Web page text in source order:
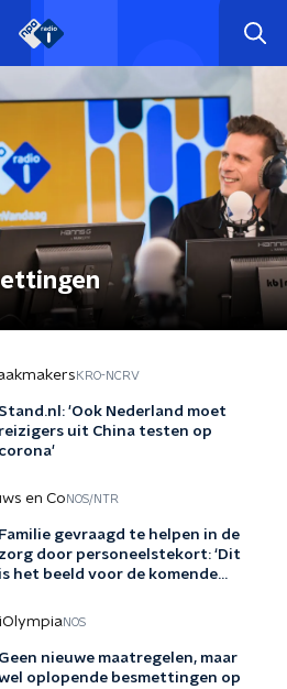
KRO-NCRV
'Ook Nederland moet
reizigers uit China testen op
corona'
en Co NOS/NTR
Familie gevraagd te helpen in de
zorg door personeelstekort: ‘Dit
is het beeld voor de komende
NOS
Geen nieuwe maatregelen, maar
oplopende besmettingen op